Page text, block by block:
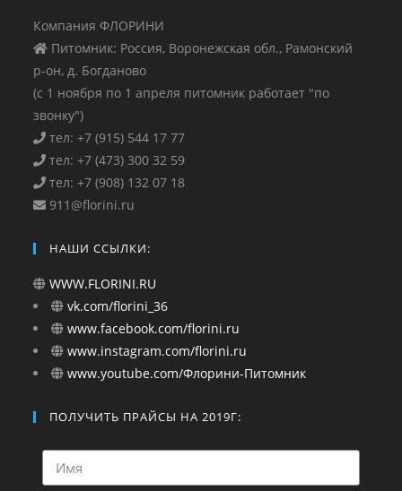
Компания ФЛОРИНИ
Питомник: Россия, Воронежская обл., Рамонский
р-он, д. Богданово
(с 1 ноября по 1 апреля питомник работает "по
звонку")
тел: +7 (915) 544 17 77
тел: +7 (473) 300 32 59
тел: +7 (908) 132 07 18
911@florini.ru
НАШИ ССЫЛКИ:
WWW.FLORINI.RU
vk.com/florini_36
www.facebook.com/florini.ru
www.instagram.com/florini.ru
www.youtube.com/Флорини-Питомник
ПОЛУЧИТЬ ПРАЙСЫ НА 2019Г: